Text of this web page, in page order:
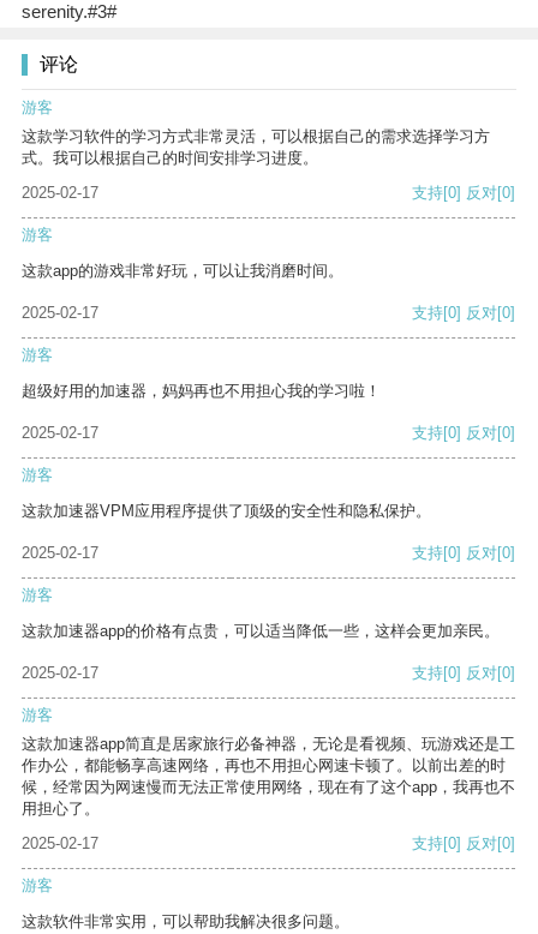
serenity.#3#
评论
游客
这款学习软件的学习方式非常灵活，可以根据自己的需求选择学习方
式。我可以根据自己的时间安排学习进度。
2025-02-17
支持[0] 反对[0]
游客
这款app的游戏非常好玩，可以让我消磨时间。
2025-02-17 支持[0] 反对[0]
游客
超级好用的加速器，妈妈再也不用担心我的学习啦！
2025-02-17 支持[0] 反对[0]
游客
这款加速器VPM应用程序提供了顶级的安全性和隐私保护。
2025-02-17 支持[0] 反对[0]
游客
这款加速器app的价格有点贵，可以适当降低一些，这样会更加亲民。
2025-02-17 支持[0] 反对[0]
游客
这款加速器app简直是居家旅行必备神器，无论是看视频、玩游戏还是工
作办公，都能畅享高速网络，再也不用担心网速卡顿了。以前出差的时
候，经常因为网速慢而无法正常使用网络，现在有了这个app，我再也不
用担心了。
2025-02-17
支持[0] 反对[0]
游客
这款软件非常实用，可以帮助我解决很多问题。